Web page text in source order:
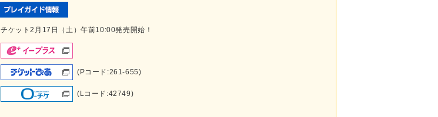
チケット2月17日（土）午前10:00発売開始！
(Pコード:261-655)
(Lコード:42749)